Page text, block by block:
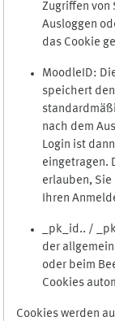
Zugriffen von
Ausloggen
das Cookie
MoodleID:
speichert
nach dem
Login ist
eingetragen.
erlauben,
Ihren
_pk_id.. /
der
oder beim
Cookies
Cookies werden